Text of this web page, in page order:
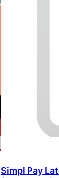
Simpl Pay